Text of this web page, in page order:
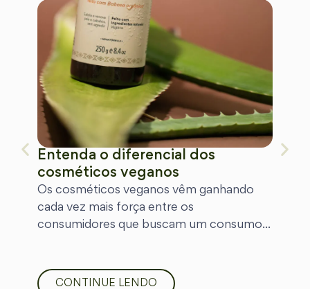
Entenda o diferencial dos
cosméticos veganos
Os cosméticos veganos vêm ganhando
cada vez mais força entre os
consumidores que buscam um consumo...
CONTINUE LENDO